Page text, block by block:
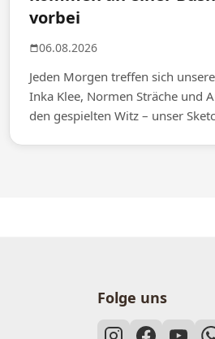
vorbei
06.08.2026
Jeden Morgen treffen sich
Inka Klee, Normen Sträche und
den gespielten Witz – unser
Folge uns